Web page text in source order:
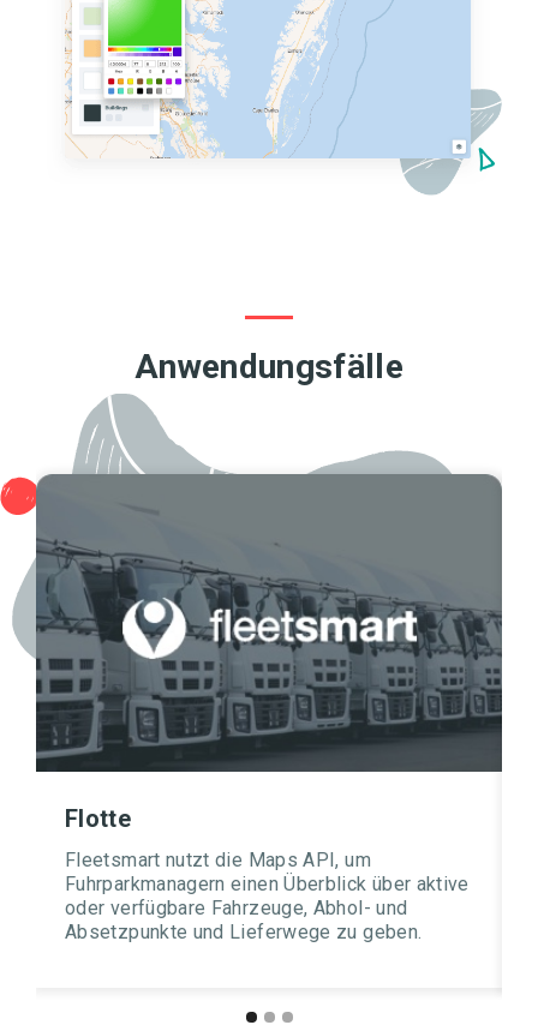
Anwendungsfälle
Flotte
Fleetsmart nutzt die Maps API, um
Fuhrparkmanagern einen Überblick über aktive
oder verfügbare Fahrzeuge, Abhol- und
Absetzpunkte und Lieferwege zu geben.